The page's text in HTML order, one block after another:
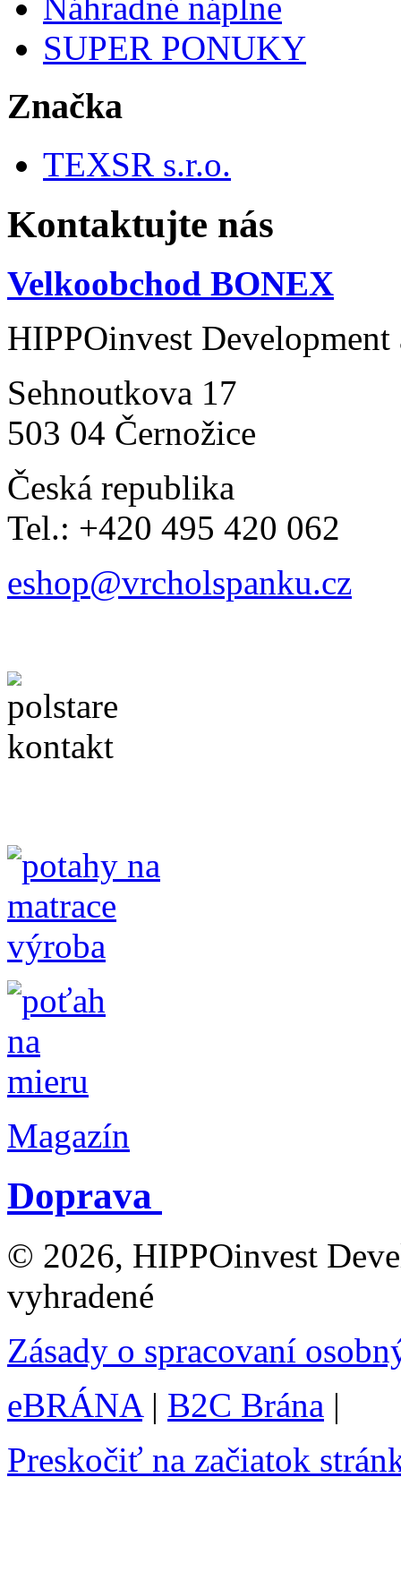
Náhradné náplne
SUPER PONUKY
Značka
TEXSR s.r.o.
Kontaktujte nás
Velkoobchod BONEX
HIPPOinvest Development
Sehnoutkova 17
503 04 Černožice
Česká republika
Tel.: +420 495 420 062
eshop@vrcholspanku.cz
Magazín
Doprava
© 2026, HIPPOinvest
vyhradené
Zásady o spracovaní
eBRÁNA| B2C Brána |
Preskočiť na začiatok